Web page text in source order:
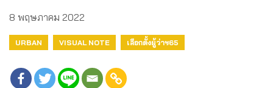
8 พฤษภาคม 2022
URBAN VISUAL NOTE เลือกตั้งผู้ว่าฯ65